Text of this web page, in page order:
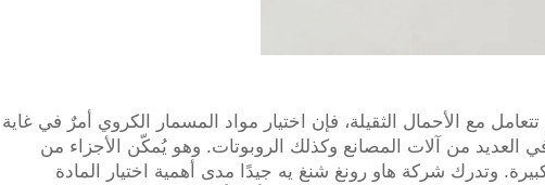
تتعامل مع الأحمال الثقيلة، فإن اختيار مواد المسمار الكروي أمرٌ في غاية
العديد من آلات المصانع وكذلك الروبوتات. وهو يُمكّن الأجزاء من
وتدرك شركة هاو رونغ شنغ يه جيدًا مدى أهمية اختيار المادة